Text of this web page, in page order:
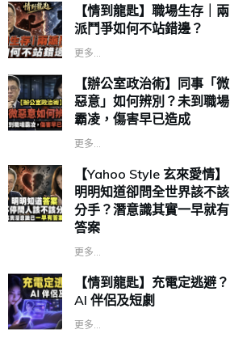
【情到龍匙】職場生存｜兩
派鬥爭如何不站錯邊？
更多...
【辦公室政治術】同事「微
惡意」如何辨別？未到職場
霸凌，傷害早已造成
更多...
【Yahoo Style 玄來愛情】
明明知道卻問全世界該不該
分手？潛意識其實一早就有
答案
更多...
【情到龍匙】充電定逃避？
AI 伴侶及短劇
更多...